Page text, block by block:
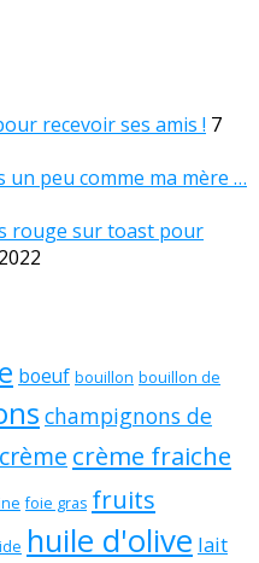
recevoir ses amis ! 7
un peu comme ma mère …
rouge sur toast pour
boeuf bouillon bouillon de
champignons de
crème crème fraiche
foie gras fruits
huile d'olive lait